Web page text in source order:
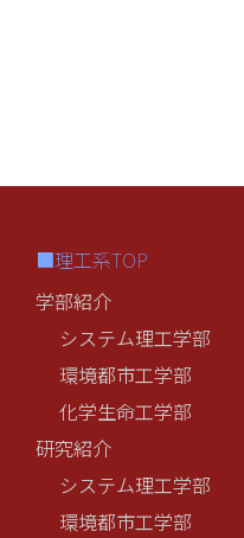
■理工系TOP
学部紹介
システム理工学部
環境都市工学部
化学生命工学部
研究紹介
システム理工学部
環境都市工学部